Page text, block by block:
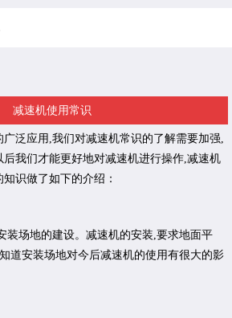
减速机使用常识
广泛应用,我们对减速机常识的了解需要加强,
我们才能更好地对减速机进行操作,减速机
识做了如下的介绍：
装场地的建设。减速机的安装,要求地面平
道安装场地对今后减速机的使用有很大的影